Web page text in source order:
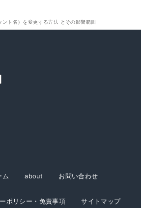
ト名）を変更する方法 とその影響範囲
ム about お問い合わせ
ポリシー・免責事項 サイトマップ